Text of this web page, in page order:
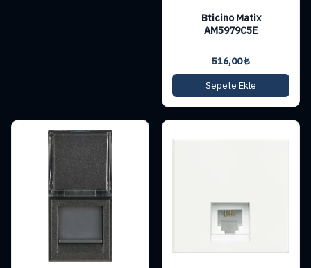
Bticino Matix
AM5979C5E
516,00₺
Sepete Ekle